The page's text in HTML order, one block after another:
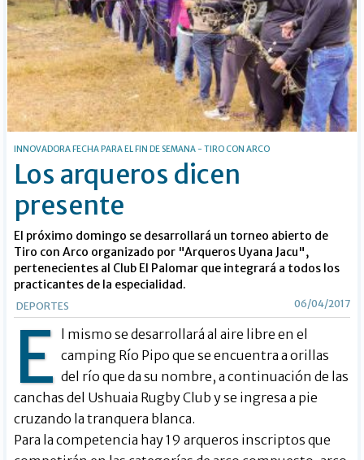
INNOVADORA FECHA PARA EL FIN DE SEMANA - TIRO CON ARCO
Los arqueros dicen
presente
El próximo domingo se desarrollará un torneo abierto de
Tiro con Arco organizado por "Arqueros Uyana Jacu",
pertenecientes al Club El Palomar que integrará a todos los
practicantes de la especialidad.
DEPORTES 06/04/2017
E
l mismo se desarrollará al aire libre en el
camping Río Pipo que se encuentra a orillas
del río que da su nombre, a continuación de las
canchas del Ushuaia Rugby Club y se ingresa a pie
cruzando la tranquera blanca.
Para la competencia hay 19 arqueros inscriptos que